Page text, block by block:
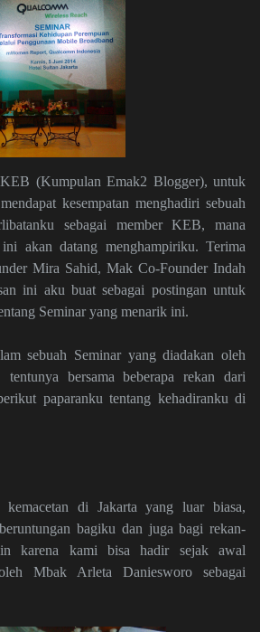
(Kumpulan Emak2 Blogger), untuk
kesempatan menghadiri sebuah
sebagai member KEB, mana
akan datang menghampiriku. Terima
Mira Sahid, Mak Co-Founder Indah
ini aku buat sebagai postingan untuk
Seminar yang menarik ini.
sebuah Seminar yang diadakan oleh
tentunya bersama beberapa rekan dari
paparanku tentang kehadiranku di
kemacetan di Jakarta yang luar biasa,
bagiku dan juga bagi rekan-
karena kami bisa hadir sejak awal
Mbak Arleta Daniesworo sebagai